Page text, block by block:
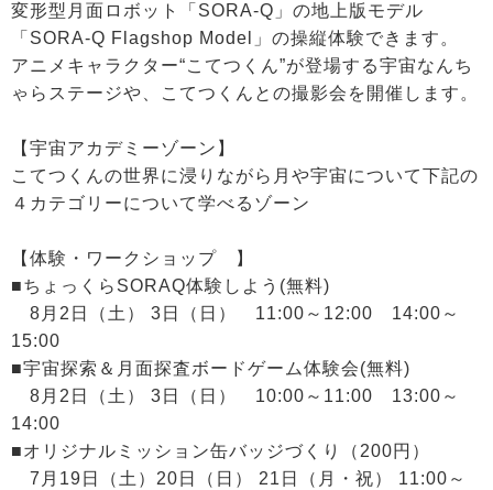
変形型月面ロボット「SORA-Q」の地上版モデル
「SORA-Q Flagshop Model」の操縦体験できます。
アニメキャラクター“こてつくん”が登場する宇宙なんち
ゃらステージや、こてつくんとの撮影会を開催します。
【宇宙アカデミーゾーン】
こてつくんの世界に浸りながら月や宇宙について下記の
４カテゴリーについて学べるゾーン
【体験・ワークショップ 】
■ちょっくらSORAQ体験しよう(無料)
8月2日（土） 3日（日） 11:00～12:00 14:00～
15:00
■宇宙探索＆月面探査ボードゲーム体験会(無料)
8月2日（土） 3日（日） 10:00～11:00 13:00～
14:00
■オリジナルミッション缶バッジづくり（200円）
7月19日（土）20日（日） 21日（月・祝） 11:00～